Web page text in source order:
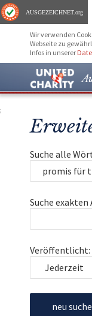
AUSGEZEICHNET.org
Wir verwenden
Webseite zu
Infos in unserer
;
Suche alle
Suche exakten
Veröffentlicht:
neu